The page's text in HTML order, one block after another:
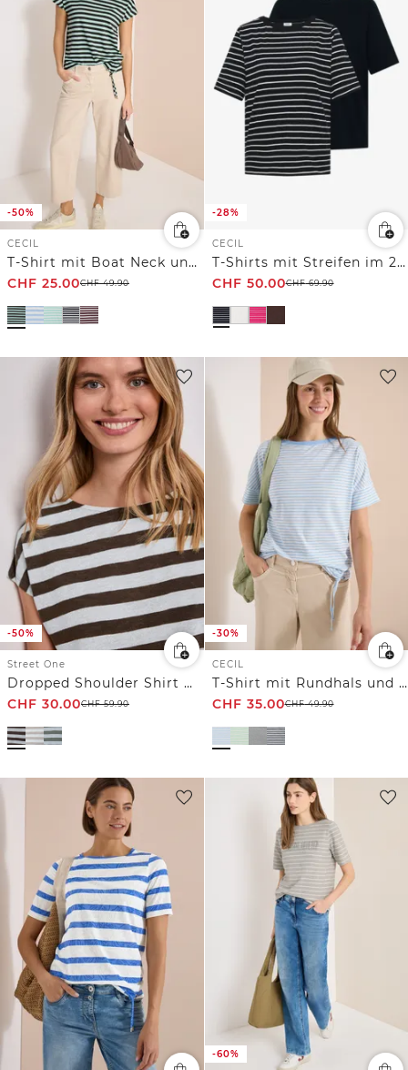
-50%
CECIL
T-Shirt mit Boat Neck und Streifen
CHF 25.00CHF49.90
-28%
CECIL
T-Shirts mit Streifen im 2er-Pack
CHF 50.00CHF69.90
-50%
Street One
Dropped Shoulder Shirt mit Streifen und Glitzer
CHF 30.00CHF59.90
-30%
CECIL
T-Shirt mit Rundhals und Streifen
CHF 35.00CHF49.90
-60%